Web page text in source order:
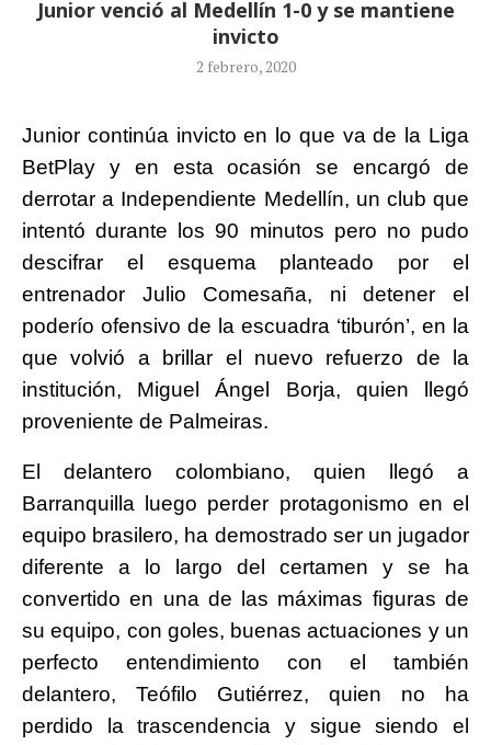
Junior venció al Medellín 1-0 y se mantiene
invicto
2 febrero, 2020
Junior continúa invicto en lo que va de la Liga
BetPlay y en esta ocasión se encargó de
derrotar a Independiente Medellín, un club que
intentó durante los 90 minutos pero no pudo
descifrar el esquema planteado por el
entrenador Julio Comesaña, ni detener el
poderío ofensivo de la escuadra ‘tiburón’, en la
que volvió a brillar el nuevo refuerzo de la
institución, Miguel Ángel Borja, quien llegó
proveniente de Palmeiras.
El delantero colombiano, quien llegó a
Barranquilla luego perder protagonismo en el
equipo brasilero, ha demostrado ser un jugador
diferente a lo largo del certamen y se ha
convertido en una de las máximas figuras de
su equipo, con goles, buenas actuaciones y un
perfecto entendimiento con el también
delantero, Teófilo Gutiérrez, quien no ha
perdido la trascendencia y sigue siendo el